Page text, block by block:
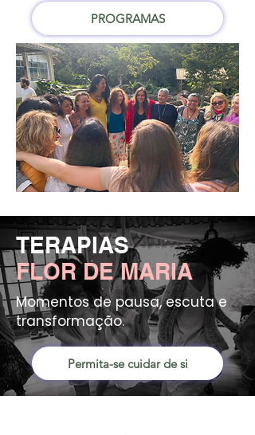
PROGRAMAS
TERAPIAS
FLOR DE MARIA
Momentos de pausa, escuta e
transformação.
Permita-se cuidar de si